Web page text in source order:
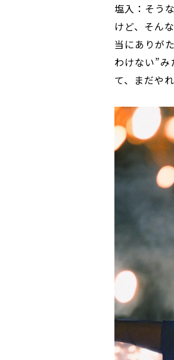
塩入：そう
けど、そん
当にありが
わけない”
て、まだや